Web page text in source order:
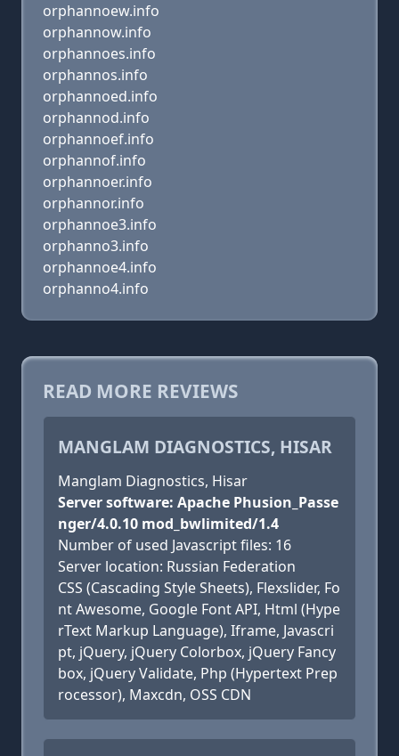
orphannoew.info
orphannow.info
orphannoes.info
orphannos.info
orphannoed.info
orphannod.info
orphannoef.info
orphannof.info
orphannoer.info
orphannor.info
orphannoe3.info
orphanno3.info
orphannoe4.info
orphanno4.info
READ MORE REVIEWS
MANGLAM DIAGNOSTICS, HISAR
Manglam Diagnostics, Hisar
Server software: Apache Phusion_Passe
nger/4.0.10 mod_bwlimited/1.4
Number of used Javascript files: 16
Server location: Russian Federation
CSS (Cascading Style Sheets), Flexslider, Fo
nt Awesome, Google Font API, Html (Hype
rText Markup Language), Iframe, Javascri
pt, jQuery, jQuery Colorbox, jQuery Fancy
box, jQuery Validate, Php (Hypertext Prep
rocessor), Maxcdn, OSS CDN